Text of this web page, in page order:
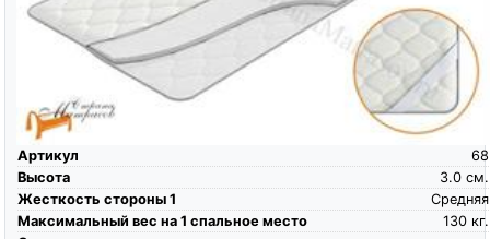
Артикул
68
Высота
см.
3.0
Жесткость стороны 1
Средняя
Максимальный вес на 1 спальное место
кг.
130